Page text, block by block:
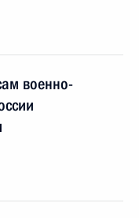
военно-